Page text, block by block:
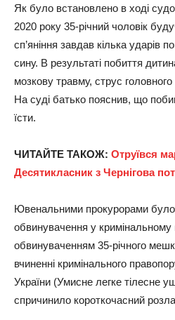
Як було встановлено в ході
2020 року 35-річний чоловік
сп’яніння завдав кілька ударів
сину. В результаті побиття
мозкову травму, струс
На суді батько пояснив, що
їсти.
ЧИТАЙТЕ ТАКОЖ: Отруївся
Десятикласник з Чернігова
Ювенальними прокурорами було
обвинувачення у кримінальному
обвинуваченням 35-річного
вчиненні кримінального
України (Умисне легке тілесне
спричинило короткочасний